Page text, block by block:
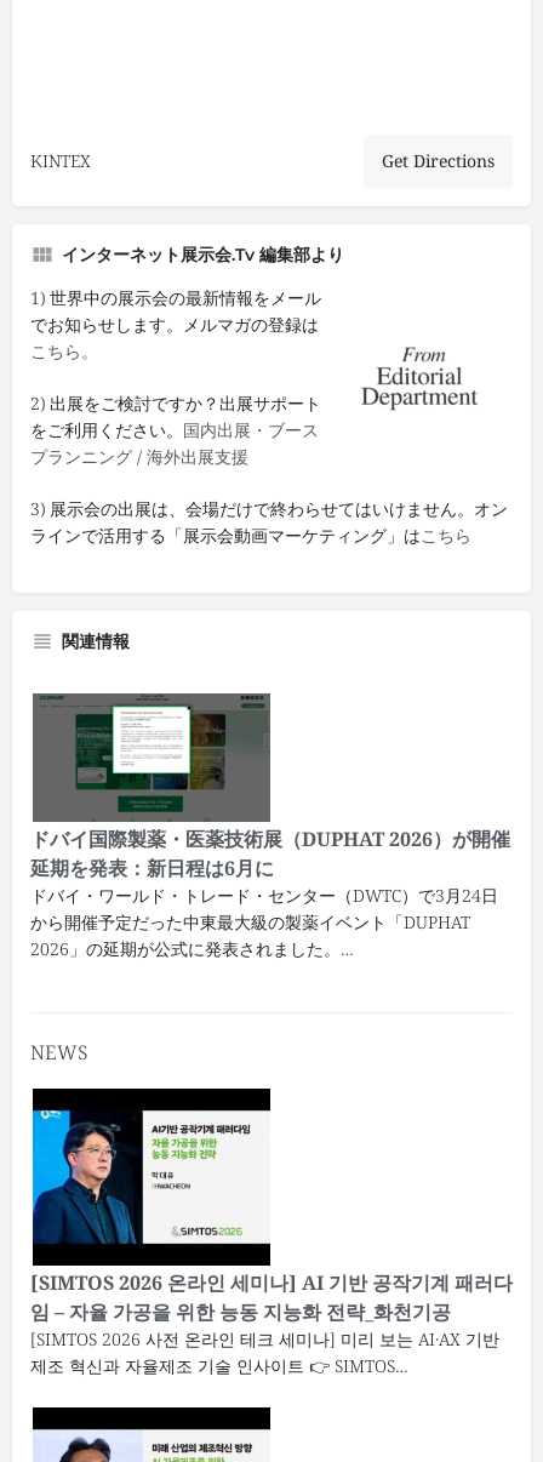
KINTEX Get Directions
インターネット展示会.tv 編集部より
1) 世界中の展示会の最新情報をメール
でお知らせします。メルマガの登録は
こちら。
2) 出展をご検討ですか？出展サポート
をご利用ください。 国内出展・ブース
プランニング / 海外出展支援
3) 展示会の出展は、会場だけで終わらせてはいけません。オン
ラインで活用する「展示会動画マーケティング」はこちら
関連情報
ドバイ国際製薬・医薬技術展（DUPHAT 2026）が開催
延期を発表：新日程は6月に
ドバイ・ワールド・トレード・センター（DWTC）で3月24日
から開催予定だった中東最大級の製薬イベント「DUPHAT
2026」の延期が公式に発表されました。…
NEWS
[SIMTOS 2026 온라인 세미나] AI 기반 공작기계 패러다
임 – 자율 가공을 위한 능동 지능화 전략_화천기공
[SIMTOS 2026 사전 온라인 테크 세미나] 미리 보는 AI·AX 기반
제조 혁신과 자율제조 기술 인사이트 👉 SIMTOS…